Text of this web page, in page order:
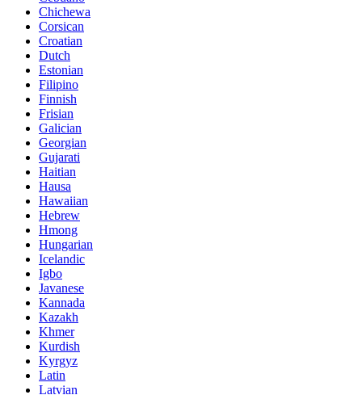
Chichewa
Corsican
Croatian
Dutch
Estonian
Filipino
Finnish
Frisian
Galician
Georgian
Gujarati
Haitian
Hausa
Hawaiian
Hebrew
Hmong
Hungarian
Icelandic
Igbo
Javanese
Kannada
Kazakh
Khmer
Kurdish
Kyrgyz
Latin
Latvian